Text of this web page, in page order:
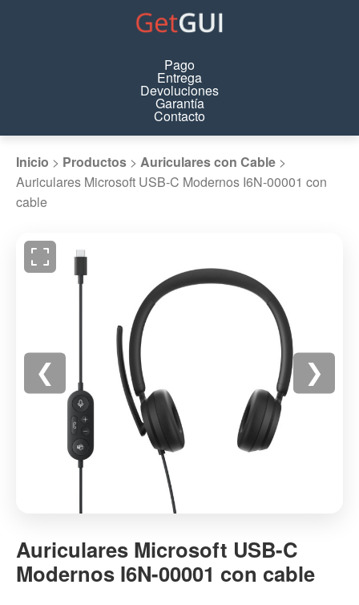
Pago
Entrega
Devoluciones
Garantía
Contacto
Inicio > Productos > Auriculares con Cable >
Auriculares Microsoft USB-C Modernos I6N-00001 con
cable
❮ ❯
Microsoft
USB-
C
Auriculares Microsoft USB-C
Modernos I6N-00001 con cable